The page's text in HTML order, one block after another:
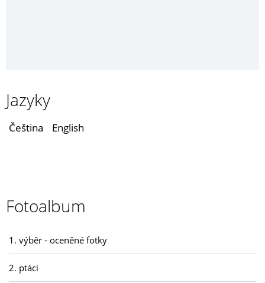
Jazyky
Čeština English
Fotoalbum
1. výběr - oceněné fotky
2. ptáci